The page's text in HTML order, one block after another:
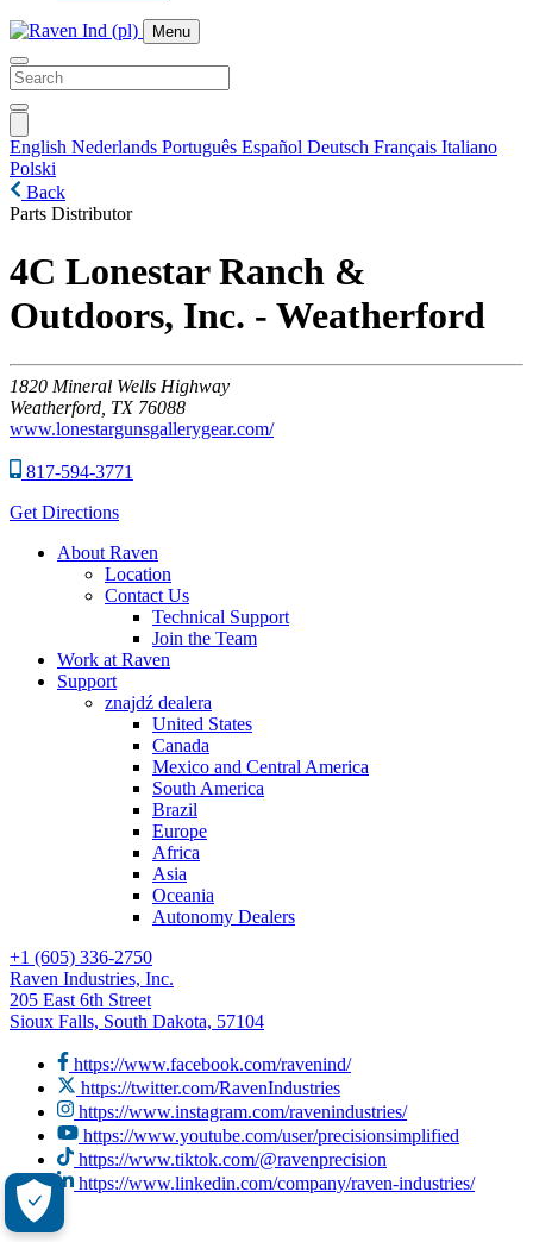
Menu
English Nederlands Português Español Deutsch Français Italiano
Polski
Back
Parts Distributor
4C Lonestar Ranch &
Outdoors, Inc. - Weatherford
1820 Mineral Wells Highway
Weatherford, TX 76088
www.lonestargunsgallerygear.com/
817-594-3771
Get Directions
About Raven
Location
Contact Us
Technical Support
Join the Team
Work at Raven
Support
znajdź dealera
United States
Canada
Mexico and Central America
South America
Brazil
Europe
Africa
Asia
Oceania
Autonomy Dealers
+1 (605) 336-2750
Raven Industries, Inc.
205 East 6th Street
Sioux Falls, South Dakota, 57104
https://www.facebook.com/ravenind/
https://twitter.com/RavenIndustries
https://www.instagram.com/ravenindustries/
https://www.youtube.com/user/precisionsimplified
https://www.tiktok.com/@ravenprecision
https://www.linkedin.com/company/raven-industries/